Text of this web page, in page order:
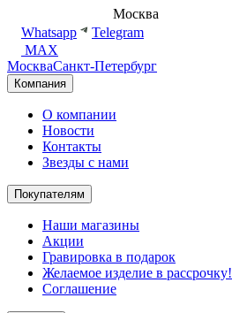
Москва
Whatsapp
Telegram
MAX
МоскваСанкт-Петербург
Компания
О компании
Новости
Контакты
Звезды с нами
Покупателям
Наши магазины
Акции
Гравировка в подарок
Желаемое изделие в рассрочку!
Соглашение